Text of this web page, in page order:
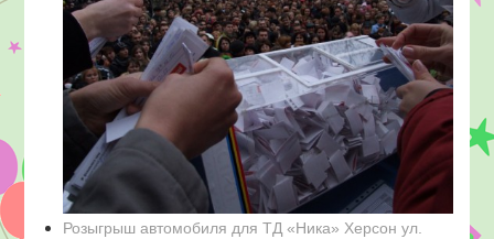
Розыгрыш автомобиля для ТД «Ника» Херсон ул.